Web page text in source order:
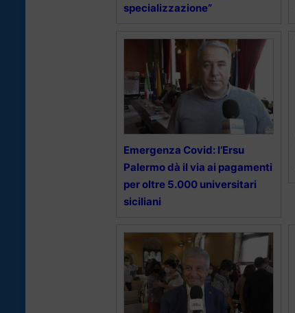
specializzazione”
Emergenza Covid: l’Ersu
Palermo dà il via ai pagamenti
per oltre 5.000 universitari
siciliani